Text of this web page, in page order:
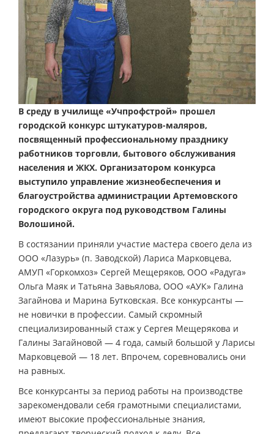
В среду в училище «Учпрофстрой» прошел
городской конкурс штукатуров-маляров,
посвященный профессиональному празднику
работников торговли, бытового обслуживания
населения и ЖКХ. Организатором конкурса
выступило управление жизнеобеспечения и
благоустройства администрации Артемовского
городского округа под руководством Галины
Волошиной.
В состязании приняли участие мастера своего дела из
ООО «Лазурь» (п. Заводской) Лариса Марковцева,
АМУП «Горкомхоз» Сергей Мещеряков, ООО «Радуга»
Ольга Маяк и Татьяна Завьялова, ООО «АУК» Галина
Загайнова и Марина Бутковская. Все конкурсанты —
не новички в профессии. Самый скромный
специализированный стаж у Сергея Мещерякова и
Галины Загайновой — 4 года, самый большой у Ларисы
Марковцевой — 18 лет. Впрочем, соревновались они
на равных.
Все конкурсанты за период работы на производстве
зарекомендовали себя грамотными специалистами,
имеют высокие профессиональные знания,